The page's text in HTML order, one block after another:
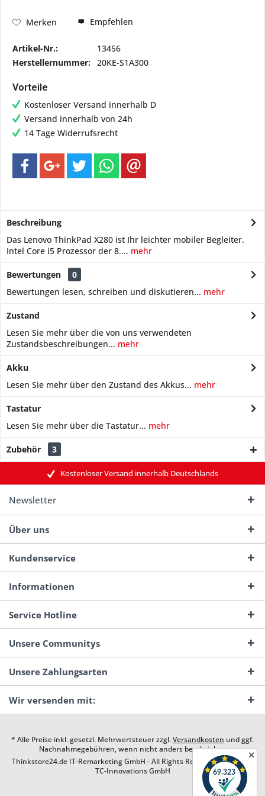
Merken Empfehlen
Artikel-Nr.:
13456
Herstellernummer: 20KE-S1A300
Vorteile
Kostenloser Versand innerhalb D
Versand innerhalb von 24h
14 Tage Widerrufsrecht
Beschreibung
Das Lenovo ThinkPad X280 ist Ihr leichter mobiler Begleiter.
Intel Core i5 Prozessor der 8.... mehr
Bewertungen
0
Bewertungen lesen, schreiben und diskutieren... mehr
Zustand
Lesen Sie mehr über die von uns verwendeten
Zustandsbeschreibungen... mehr
Akku
Lesen Sie mehr über den Zustand des Akkus... mehr
Tastatur
Lesen Sie mehr über die Tastatur... mehr
Zubehör 3
Kostenloser Versand innerhalb Deutschlands
Newsletter
Über uns
Kundenservice
Informationen
Service Hotline
Unsere Communitys
Unsere Zahlungsarten
Wir versenden mit:
* Alle Preise inkl. gesetzl. Mehrwertsteuer zzgl.Versandkosten und ggf.
Nachnahmegebühren, wenn nicht anders beschrieben
Thinkstore24.de IT-Remarketing GmbH - All Rights Reserved. Design by
TC-Innovations GmbH
✕